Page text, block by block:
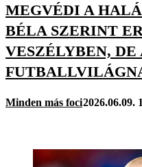
MEGVÉDI A
BÉLA SZERINT
VESZÉLYBEN, DE
Minden más foci2026.06.09.